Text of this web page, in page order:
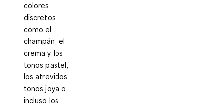
colores
discretos
como el
champán, el
crema y los
tonos pastel,
los atrevidos
tonos joya o
incluso los